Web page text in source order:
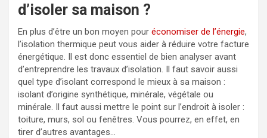
d’isoler sa maison ?
En plus d’être un bon moyen pour économiser de l’énergie,
l’isolation thermique peut vous aider à réduire votre facture
énergétique. Il est donc essentiel de bien analyser avant
d’entreprendre les travaux d’isolation. Il faut savoir aussi
quel type d’isolant correspond le mieux à sa maison :
isolant d’origine synthétique, minérale, végétale ou
minérale. Il faut aussi mettre le point sur l’endroit à isoler :
toiture, murs, sol ou fenêtres. Vous pourrez, en effet, en
tirer d’autres avantages…